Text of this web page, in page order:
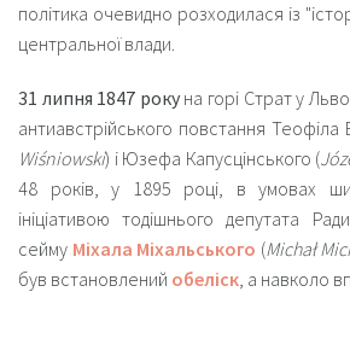
політика очевидно розходилася із
центральної влади.
31 липня 1847 рокуна горі Страт у
антиавстрійського повстання Теофіла
Wiśniowski) і Юзефа Капусцінського (
48 років,у 1895 році, в умовах
ініціативою тодішнього депутата
сейму Міхала Міхальського (Michał
був встановлений обеліск, а навколо